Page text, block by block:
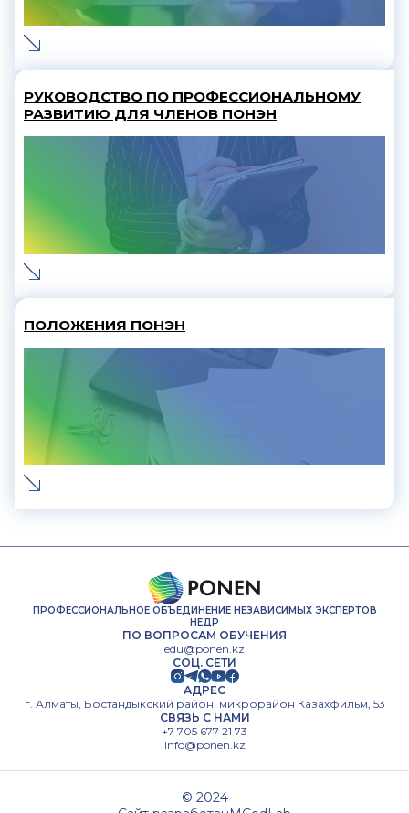
РУКОВОДСТВО ПО ПРОФЕССИОНАЛЬНОМУ
РАЗВИТИЮ ДЛЯ ЧЛЕНОВ ПОНЭН
ПОЛОЖЕНИЯ ПОНЭН
ПРОФЕССИОНАЛЬНОЕ ОБЪЕДИНЕНИЕ НЕЗАВИСИМЫХ ЭКСПЕРТОВ
НЕДР
ПО ВОПРОСАМ ОБУЧЕНИЯ
edu@ponen.kz
СОЦ. СЕТИ
АДРЕС
г. Алматы, Бостандыкский район, микрорайон Казахфильм, 53
СВЯЗЬ С НАМИ
+7 705 677 21 73
info@ponen.kz
© 2024